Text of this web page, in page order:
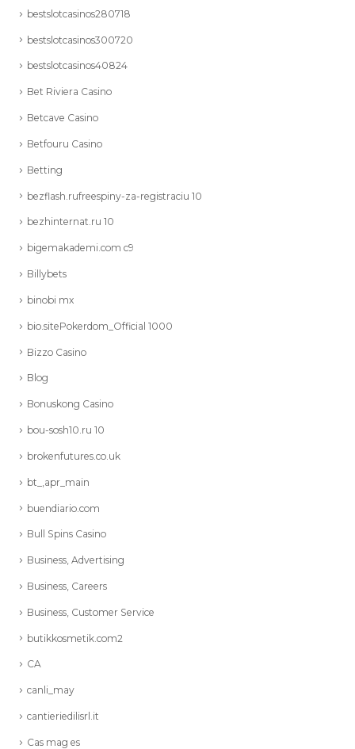
bestslotcasinos280718
bestslotcasinos300720
bestslotcasinos40824
Bet Riviera Casino
Betcave Casino
Betfouru Casino
Betting
bezflash.rufreespiny-za-registraciu 10
bezhinternat.ru 10
bigemakademi.com c9
Billybets
binobi mx
bio.sitePokerdom_Official 1000
Bizzo Casino
Blog
Bonuskong Casino
bou-sosh10.ru 10
brokenfutures.co.uk
bt_,apr_main
buendiario.com
Bull Spins Casino
Business, Advertising
Business, Careers
Business, Customer Service
butikkosmetik.com2
CA
canli_may
cantieriedilisrl.it
Cas mag es